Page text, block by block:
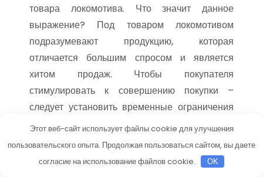
товара локомотива. Что значит данное
выражение? Под товаром локомотивом
подразумевают продукцию, которая
отличается большим спросом и является
хитом продаж. Чтобы покупателя
стимулировать к совершению покупки –
следует установить временные ограничения
акции. Нельзя скупиться на рекламу. Она
обязана быть мощной и массовой. Важно
сделать так, чтобы случайный прохожий
Этот веб-сайт использует файлы cookie для улучшения
пользовательского опыта. Продолжая пользоваться сайтом, вы даете
согласие на использование файлов cookie.
OK